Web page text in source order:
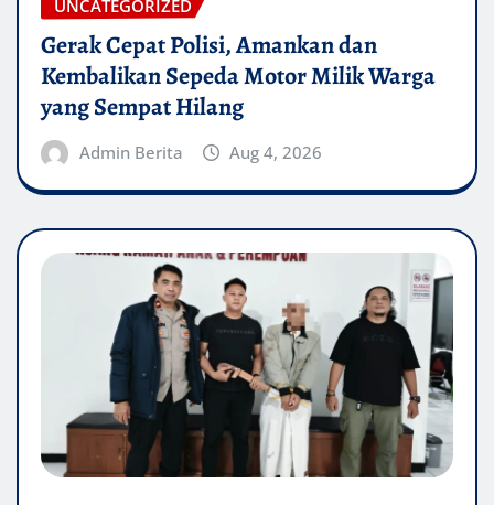
UNCATEGORIZED
Gerak Cepat Polisi, Amankan dan
Kembalikan Sepeda Motor Milik Warga
yang Sempat Hilang
Admin Berita Aug 4, 2026